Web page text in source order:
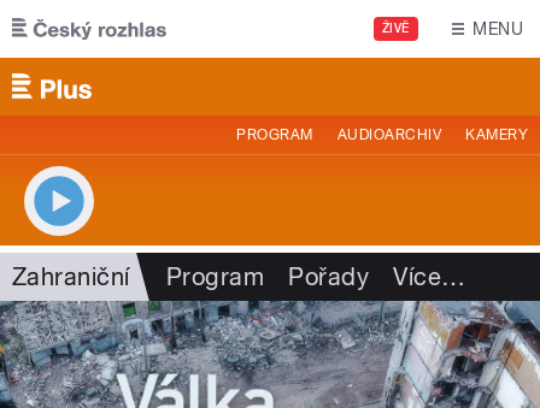
Přejít k hlavnímu obsahu
ŽIVĚ MENU
PROGRAM AUDIOARCHIV KAMERY
Zahraniční Program Pořady Více…